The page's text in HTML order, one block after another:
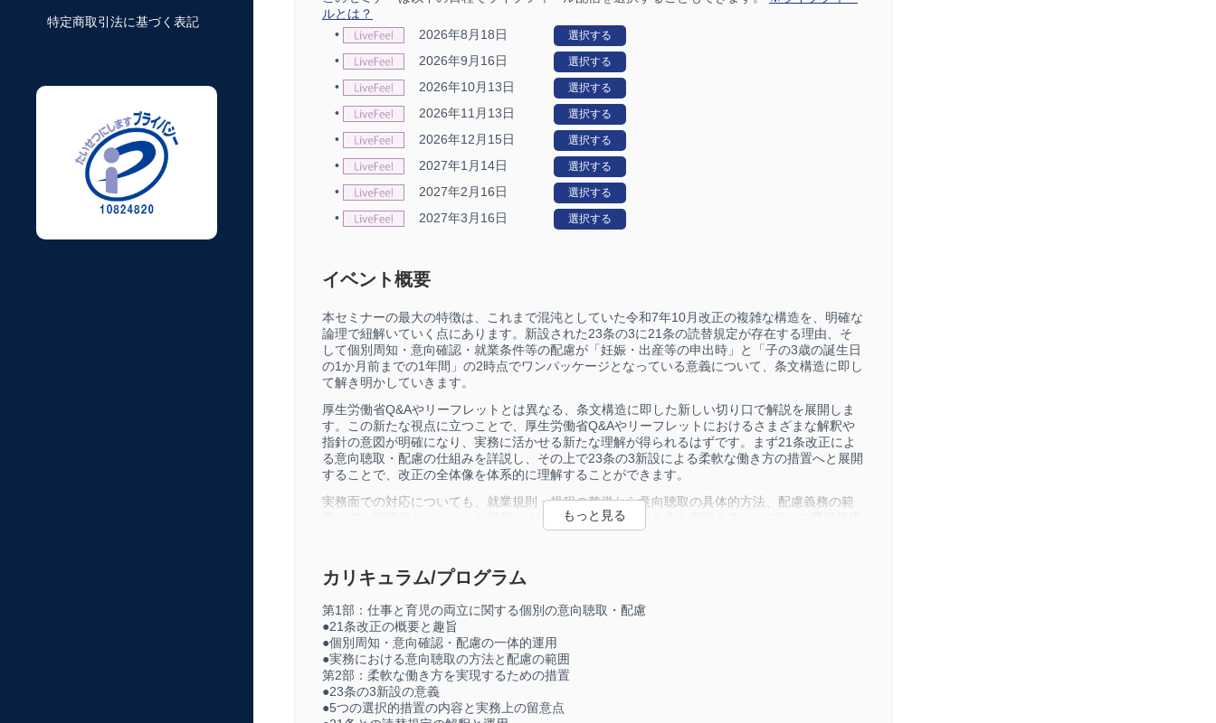
特定商取引法に基づく表記
ルとは？
•
2026年8月18日 選択する
• 2026年9月16日 選択する
• 2026年10月13日 選択する
• 2026年11月13日 選択する
• 2026年12月15日 選択する
• 2027年1月14日 選択する
• 2027年2月16日 選択する
• 2027年3月16日 選択する
イベント概要
本セミナーの最大の特徴は、これまで混沌としていた令和7年10月改正の複雑な構造を、明確な
論理で紐解いていく点にあります。新設された23条の3に21条の読替規定が存在する理由、そ
して個別周知・意向確認・就業条件等の配慮が「妊娠・出産等の申出時」と「子の3歳の誕生日
の1か月前までの1年間」の2時点でワンパッケージとなっている意義について、条文構造に即し
て解き明かしていきます。
厚生労働省Q&Aやリーフレットとは異なる、条文構造に即した新しい切り口で解説を展開しま
す。この新たな視点に立つことで、厚生労働省Q&Aやリーフレットにおけるさまざまな解釈や
指針の意図が明確になり、実務に活かせる新たな理解が得られるはずです。まず21条改正によ
る意向聴取・配慮の仕組みを詳説し、その上で23条の3新設による柔軟な働き方の措置へと展開
することで、改正の全体像を体系的に理解することができます。
実務面での対応についても、就業規則・規程の整備から意向聴取の具体的方法、配慮義務の範
囲まで、実践的なノウハウを提供します。特に、柔軟な働き方を実現するための5つの選択的措
置と個別配慮義務の連携について、具体的な事例を交えながら解説します。企業の制度設計・
内容となっています。
基づいた実務対応が可能となります。企業からの相談に自信を持って対応できる確かな知識を
身につけることができます。
カリキュラム/プログラム
第1部：仕事と育児の両立に関する個別の意向聴取・配慮
●21条改正の概要と趣旨
●個別周知・意向確認・配慮の一体的運用
●実務における意向聴取の方法と配慮の範囲
第2部：柔軟な働き方を実現するための措置
●23条の3新設の意義
●5つの選択的措置の内容と実務上の留意点